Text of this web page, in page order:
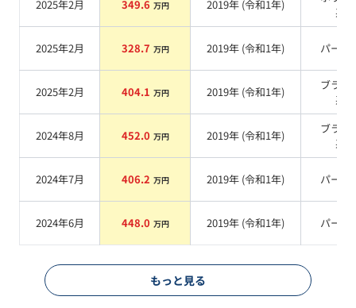
2025年2月 349.6 万円 2019年 (令和1年)
系
2025年2月 328.7 万円 2019年 (令和1年) パール
2025年2月 404.1 万円 2019年 (令和1年)
ブラッ
系
2024年8月 452.0 万円 2019年 (令和1年)
ブラッ
系
2024年7月 406.2 万円 2019年 (令和1年) パール
2024年6月 448.0 万円 2019年 (令和1年) パール
もっと見る